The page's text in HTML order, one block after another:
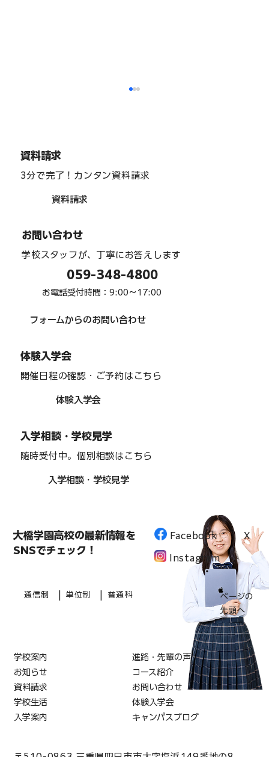
資料請求
3分で完了！カンタン資料請求
資料請求
お問い合わせ
学校スタッフが、丁寧にお答えします
フォームからのお問い合わせ
059-348-4800
お電話受付時間：9:00〜17:00
体験入学会
開催日程の確認・ご予約はこちら
体験入学会
入学相談・学校見学
随時受付中。個別相談はこちら
入学相談・学校見学
大橋学園高校の最新情報を
SNSでチェック！
Facebook
Instagram
X
通信制 単位制 普通科
ページの
先頭へ
学校案内
進路・先輩の声
お知らせ
コース紹介
資料請求
お問い合わせ
学校生活
体験入学会
入学案内
キャンパスブログ